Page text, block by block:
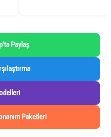
Paylaş
Paketleri